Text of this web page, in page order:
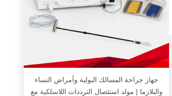
جهاز جراحة المسالك البولية وأمراض النساء
والبلازما | مولد استئصال الترددات اللاسلكية مع